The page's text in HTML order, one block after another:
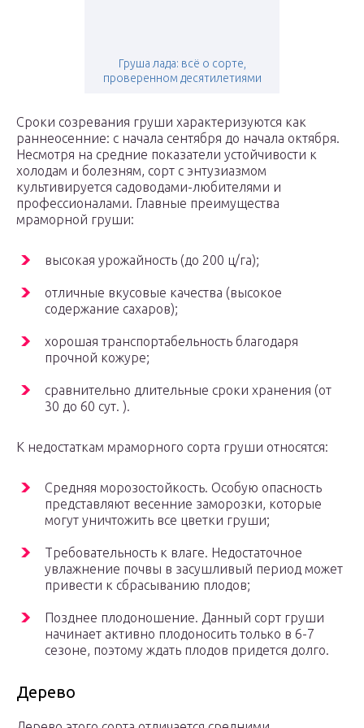
Груша лада: всё о сорте,
проверенном десятилетиями
Сроки созревания груши характеризуются как
раннеосенние: с начала сентября до начала октября.
Несмотря на средние показатели устойчивости к
холодам и болезням, сорт с энтузиазмом
культивируется садоводами-любителями и
профессионалами. Главные преимущества
мраморной груши:
высокая урожайность (до 200 ц/га);
отличные вкусовые качества (высокое
содержание сахаров);
хорошая транспортабельность благодаря
прочной кожуре;
сравнительно длительные сроки хранения (от
30 до 60 сут. ).
К недостаткам мраморного сорта груши относятся:
Средняя морозостойкость. Особую опасность
представляют весенние заморозки, которые
могут уничтожить все цветки груши;
Требовательность к влаге. Недостаточное
увлажнение почвы в засушливый период может
привести к сбрасыванию плодов;
Позднее плодоношение. Данный сорт груши
начинает активно плодоносить только в 6-7
сезоне, поэтому ждать плодов придется долго.
Дерево